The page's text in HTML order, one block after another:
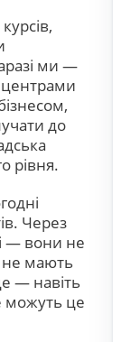
ми —
центрами
до
рівня.
Через
— вони не
не мають
— навіть
можуть це